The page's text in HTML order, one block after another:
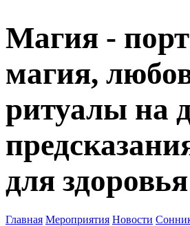
Магия -
магия,
ритуалы на
для здоровья
Главная Мероприятия Новости